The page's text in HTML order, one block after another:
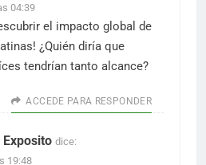
04:39
el impacto global de
¿Quién diría que
tendrían tanto alcance?
ACCEDE PARA RESPONDER
dice:
19:48